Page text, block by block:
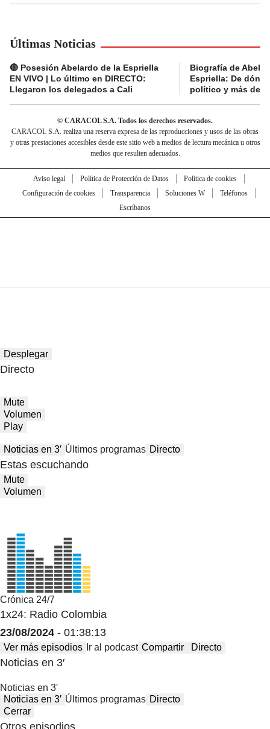
Últimas Noticias
🔴 Posesión Abelardo de la Espriella
EN VIVO | Lo último en DIRECTO:
Llegaron los delegados a Cali
Biografía de
Espriella: De
político y más del
© CARACOL S.A. Todos los derechos reservados.
CARACOL S.A. realiza una reserva expresa de las reproducciones y usos de las obras
y otras prestaciones accesibles desde este sitio web a medios de lectura mecánica u otros
medios que resulten adecuados.
Aviso legal Política de Protección de Datos
Política de cookies
Configuración de cookies
Transparencia Soluciones W
Teléfonos
Escríbanos
Desplegar
Directo
Mute
Volumen
Play
Noticias en 3′ Últimos programas Directo
Estas escuchando
Mute
Volumen
Crónica 24/7
1x24: Radio Colombia
23/08/2024 - 01:38:13
Ver más episodios Ir al podcast Compartir Directo
Noticias en 3′
Noticias en 3′
Noticias en 3′ Últimos programas Directo
Cerrar
Otros episodios